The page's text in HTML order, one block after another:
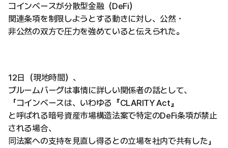
コインベースが分散型金融（DeFi）
関連条項を制限しようとする動きに対し、公然・
非公然の双方で圧力を強めていると伝えられた。
12日（現地時間）、
ブルームバーグは事情に詳しい関係者の話として、
「コインベースは、いわゆる『CLARITY Act』
と呼ばれる暗号資産市場構造法案で特定のDeFi条項が禁止
される場合、
同法案への支持を見直し得るとの立場を社内で共有した」